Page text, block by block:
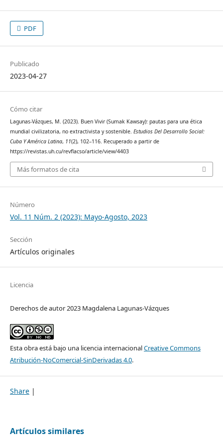
PDF
Publicado
2023-04-27
Cómo citar
Lagunas-Vázques, M. (2023). Buen Vivir (Sumak Kawsay): pautas para una ética
mundial civilizatoria, no extractivista y sostenible. Estudios Del Desarrollo Social:
Cuba Y América Latina, 11(2), 102–116. Recuperado a partir de
https://revistas.uh.cu/revflacso/article/view/4403
Más formatos de cita
Número
Vol. 11 Núm. 2 (2023): Mayo-Agosto, 2023
Sección
Artículos originales
Licencia
Derechos de autor 2023 Magdalena Lagunas-Vázques
Esta obra está bajo una licencia internacionalCreative Commons
Atribución-NoComercial-SinDerivadas 4.0.
Share |
Artículos similares